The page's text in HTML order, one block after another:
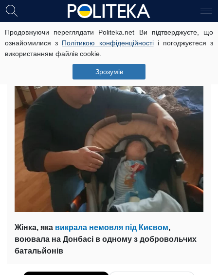
Продовжуючи переглядати Politeka.net Ви підтверджуєте, що
ознайомилися з Політикою конфіденційностіі погоджуєтеся з
використанням файлів cookie.
Зрозумів
Воїн АТО викрала немовля під
Києвом, від подробиць мурашки:
“Вона завагітніла, але…”
Жінка, яка викрала немовля під Києвом,
воювала на Донбасі в одному з добровольчих
батальйонів